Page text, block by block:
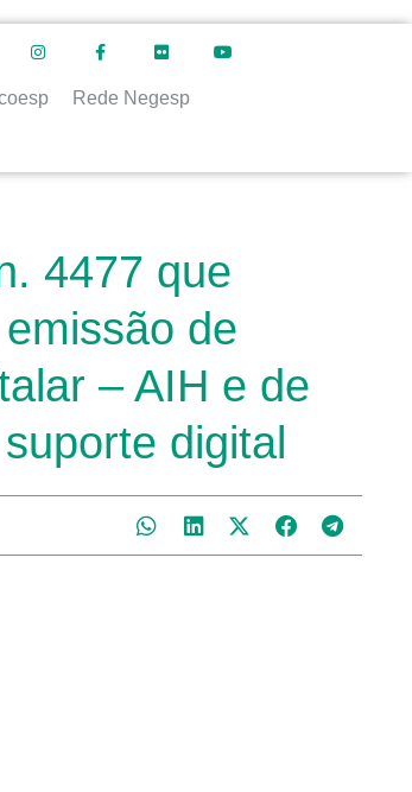
Rede Negesp
4477 que
de
– AIH e de
digital